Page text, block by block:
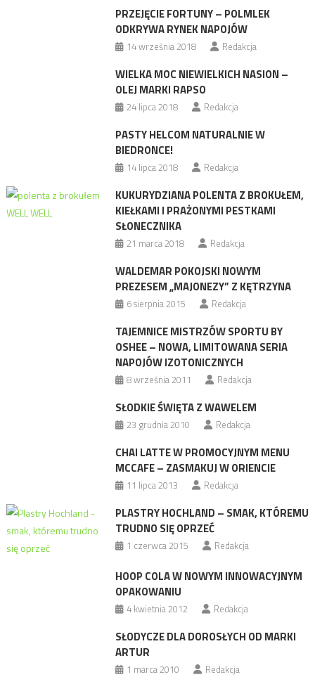
PRZEJĘCIE FORTUNY – POLMLEK
ODKRYWA RYNEK NAPOJÓW
14 września 2018 Redakcja
WIELKA MOC NIEWIELKICH NASION –
OLEJ MARKI RAPSO
24 lipca 2018 Redakcja
PASTY HELCOM NATURALNIE W
BIEDRONCE!
14 lipca 2018 Redakcja
KUKURYDZIANA POLENTA Z BROKUŁEM,
KIEŁKAMI I PRAŻONYMI PESTKAMI
SŁONECZNIKA
21 marca 2018 Redakcja
WALDEMAR POKOJSKI NOWYM
PREZESEM „MAJONEZY” Z KĘTRZYNA
6 sierpnia 2015 Redakcja
TAJEMNICE MISTRZÓW SPORTU BY
OSHEE – NOWA, LIMITOWANA SERIA
NAPOJÓW IZOTONICZNYCH
8 września 2011 Redakcja
SŁODKIE ŚWIĘTA Z WAWELEM
23 grudnia 2010 Redakcja
CHAI LATTE W PROMOCYJNYM MENU
MCCAFE – ZASMAKUJ W ORIENCIE
11 lipca 2013 Redakcja
PLASTRY HOCHLAND – SMAK, KTÓREMU
TRUDNO SIĘ OPRZEĆ
1 czerwca 2015 Redakcja
HOOP COLA W NOWYM INNOWACYJNYM
OPAKOWANIU
4 kwietnia 2012 Redakcja
SŁODYCZE DLA DOROSŁYCH OD MARKI
ARTUR
1 marca 2010 Redakcja